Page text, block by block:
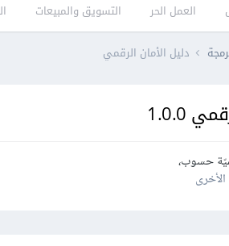
العمل الحر التسويق والمبيعات
دليل الأمان الرقمي
1.0.0
حسوب،